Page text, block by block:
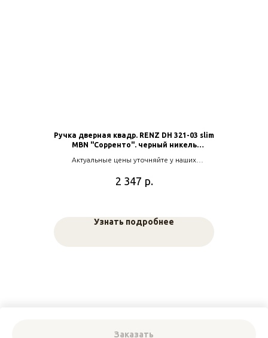
Заказать
Ручка дверная квадр. RENZ DH 321-03 slim
MBN "Сорренто". черный никель
Актуальные цены уточняйте у наших
2 347 р.
Узнать подробнее